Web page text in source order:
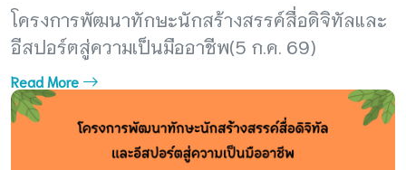
โครงการพัฒนาทักษะนักสร้างสรรค์สื่อดิจิทัลและ
อีสปอร์ตสู่ความเป็นมืออาชีพ(5 ก.ค. 69)
Read More